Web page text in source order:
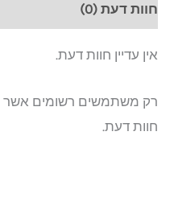
חוות דעת (0)
אין עדיין חוות דעת.
רק משתמשים רשומים אשר
חוות דעת.